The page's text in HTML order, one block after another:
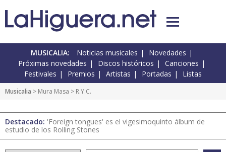
MUSICALIA: Noticias musicales
Novedades
Próximas novedades
Discos históricos
Canciones
Festivales
Premios Artistas Portadas Listas
Musicalia > Mura Masa > R.Y.C.
Destacado: 'Foreign tongues' es el vigesimoquinto álbum de
estudio de los Rolling Stones